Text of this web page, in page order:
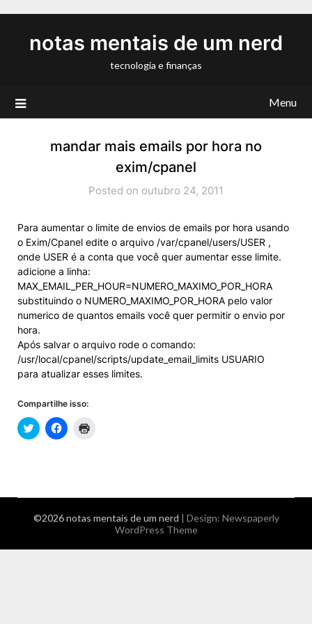
contentnotas mentais de um nerd
tecnologia e finanças
Menu
mandar mais emails por hora no
exim/cpanel
Posted on outubro 24, 2011
Para aumentar o limite de envios de emails por hora usando
o Exim/Cpanel edite o arquivo /var/cpanel/users/USER ,
onde USER é a conta que você quer aumentar esse limite.
adicione a linha:
MAX_EMAIL_PER_HOUR=NUMERO_MAXIMO_POR_HORA
substituindo o NUMERO_MAXIMO_POR_HORA pelo valor
numerico de quantos emails você quer permitir o envio por
hora.
Após salvar o arquivo rode o comando:
/usr/local/cpanel/scripts/update_email_limits USUARIO
para atualizar esses limites.
Compartilhe isso:
©2026 notas mentais de um nerd | Design: Newspaperly
WordPress Theme